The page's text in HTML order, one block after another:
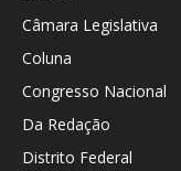
Câmara Legislativa
Coluna
Congresso Nacional
Da Redação
Distrito Federal